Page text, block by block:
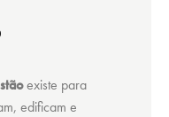
existe para
edificam e